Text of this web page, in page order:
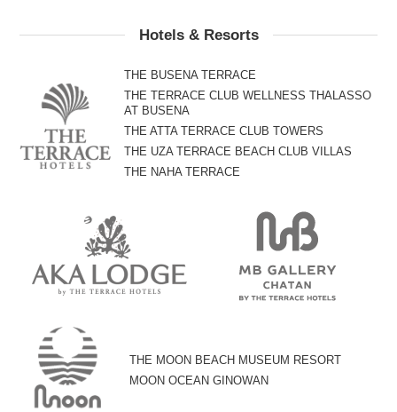
Hotels & Resorts
THE BUSENA TERRACE
THE TERRACE CLUB WELLNESS THALASSO
AT BUSENA
THE ATTA TERRACE CLUB TOWERS
THE UZA TERRACE BEACH CLUB VILLAS
THE NAHA TERRACE
THE MOON BEACH MUSEUM RESORT
MOON OCEAN GINOWAN